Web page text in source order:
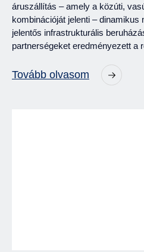
áruszállítás – amely a közúti,
kombinációját jelenti – dinamikus
jelentős infrastrukturális
partnerségeket eredményezett a
Tovább olvasom